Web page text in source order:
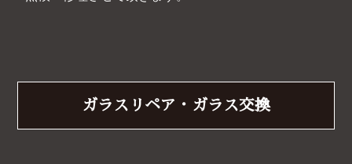
ガラスリペア・ガラス交換